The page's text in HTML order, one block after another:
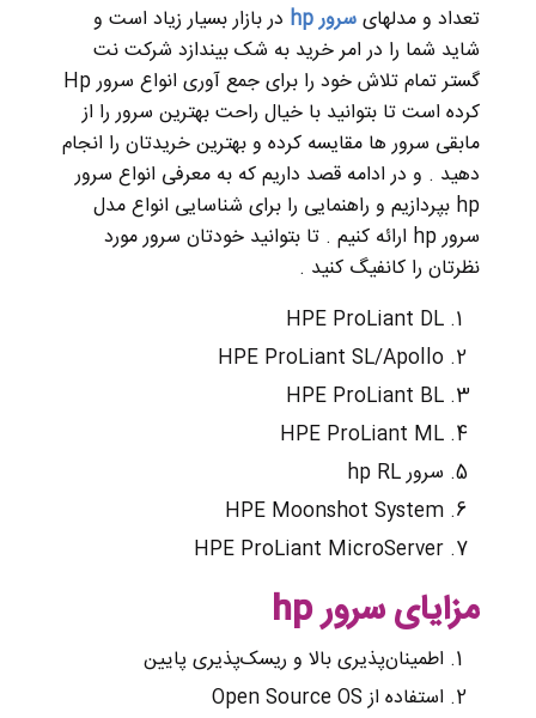
تعداد و مدلهایسرور hp
در بازار بسیار زیاد است و
شاید شما را در امر خرید به شک بیندازد شرکت نت
گستر تمام تلاش خود را برای جمع آوری انواع سرور Hp
کرده است تا بتوانید با خیال راحت بهترین سرور را از
مابقی سرور ها مقایسه کرده و بهترین خریدتان را انجام
دهید . و در ادامه قصد داریم که به معرفی انواع سرور
hp بپردازیم و راهنمایی را برای شناسایی انواع مدل
سرور hp ارائه کنیم . تا بتوانید خودتان سرور مورد
نظرتان را کانفیگ کنید .
HPE ProLiant DL
HPE ProLiant SL/Apollo
HPE ProLiant BL
HPE ProLiant ML
سرور hp RL
HPE Moonshot System
HPE ProLiant MicroServer
مزایای سرورhp
اطمینان‌پذیری بالا و ریسک‌پذیری پایین
استفاده‌ از Open Source OS